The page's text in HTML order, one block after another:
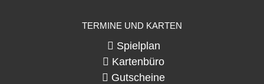
TERMINE UND KARTEN
Spielplan
Kartenbüro
Gutscheine